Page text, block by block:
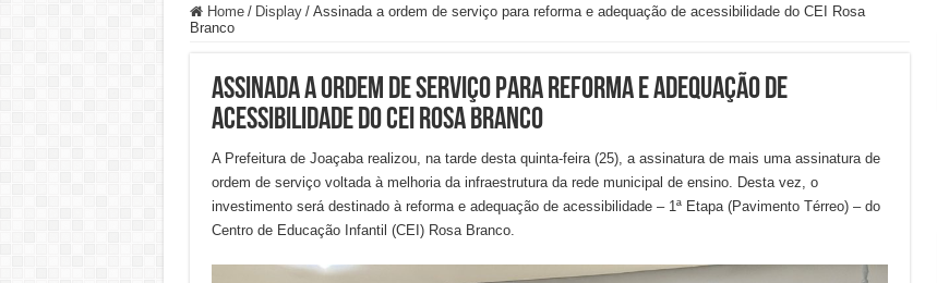
Home / Display / Assinada a ordem de serviço para reforma e adequação de acessibilidade do CEI Rosa
Branco
Assinada a ordem de serviço para reforma e adequação de
acessibilidade do CEI Rosa Branco
A Prefeitura de Joaçaba realizou, na tarde desta quinta-feira (25), a assinatura de mais uma assinatura de
ordem de serviço voltada à melhoria da infraestrutura da rede municipal de ensino. Desta vez, o
investimento será destinado à reforma e adequação de acessibilidade – 1ª Etapa (Pavimento Térreo) – do
Centro de Educação Infantil (CEI) Rosa Branco.